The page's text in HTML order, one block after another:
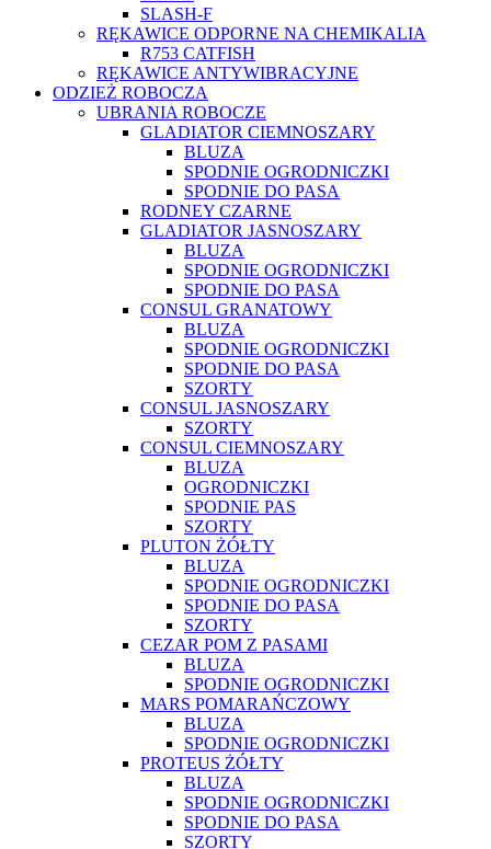
SLASH-F
RĘKAWICE ODPORNE NA CHEMIKALIA
R753 CATFISH
RĘKAWICE ANTYWIBRACYJNE
ODZIEŻ ROBOCZA
UBRANIA ROBOCZE
GLADIATOR CIEMNOSZARY
BLUZA
SPODNIE OGRODNICZKI
SPODNIE DO PASA
RODNEY CZARNE
GLADIATOR JASNOSZARY
BLUZA
SPODNIE OGRODNICZKI
SPODNIE DO PASA
CONSUL GRANATOWY
BLUZA
SPODNIE OGRODNICZKI
SPODNIE DO PASA
SZORTY
CONSUL JASNOSZARY
SZORTY
CONSUL CIEMNOSZARY
BLUZA
OGRODNICZKI
SPODNIE PAS
SZORTY
PLUTON ŻÓŁTY
BLUZA
SPODNIE OGRODNICZKI
SPODNIE DO PASA
SZORTY
CEZAR POM Z PASAMI
BLUZA
SPODNIE OGRODNICZKI
MARS POMARAŃCZOWY
BLUZA
SPODNIE OGRODNICZKI
PROTEUS ŻÓŁTY
BLUZA
SPODNIE OGRODNICZKI
SPODNIE DO PASA
SZORTY